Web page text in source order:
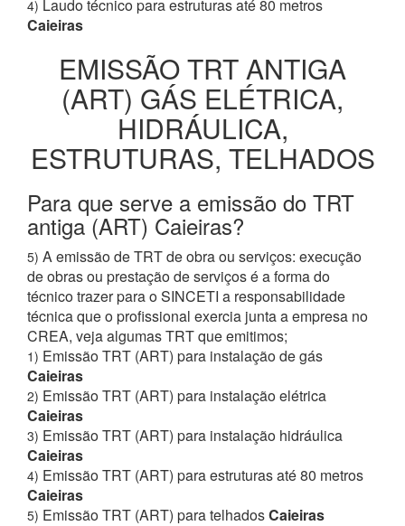
4) Laudo técnico para estruturas até 80 metros
Caieiras
EMISSÃO TRT ANTIGA
(ART) GÁS ELÉTRICA,
HIDRÁULICA,
ESTRUTURAS, TELHADOS
Para que serve a emissão do TRT
antiga (ART) Caieiras?
5) A emissão de TRT de obra ou serviços: execução
de obras ou prestação de serviços é a forma do
técnico trazer para o SINCETI a responsabilidade
técnica que o profissional exercia junta a empresa no
CREA, veja algumas TRT que emitimos;
1) Emissão TRT (ART) para instalação de gás
Caieiras
2) Emissão TRT (ART) para instalação elétrica
Caieiras
3) Emissão TRT (ART) para instalação hidráulica
Caieiras
4) Emissão TRT (ART) para estruturas até 80 metros
Caieiras
5) Emissão TRT (ART) para telhadosCaieiras